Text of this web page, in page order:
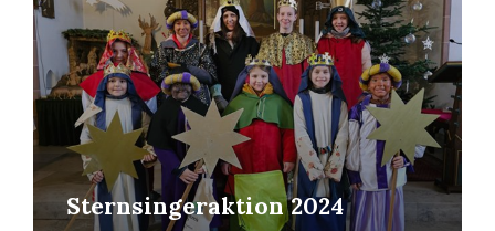
Sternsingeraktion 2024